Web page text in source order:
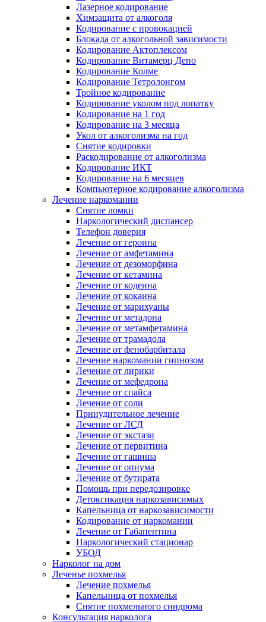
Лазерное кодирование
Химзащита от алкоголя
Кодирование с провокацией
Блокада от алкогольной зависимости
Кодирование Актоплексом
Кодирование Витамерц Депо
Кодирование Колме
Кодирование Тетролонгом
Тройное кодирование
Кодирование уколом под лопатку
Кодирование на 1 год
Кодирование на 3 месяца
Укол от алкоголизма на год
Снятие кодировки
Раскодирование от алкоголизма
Кодирование ИКТ
Кодирование на 6 месяцев
Компьютерное кодирование алкоголизма
Лечение наркомании
Снятие ломки
Наркологический диспансер
Телефон доверия
Лечение от героина
Лечение от амфетамина
Лечение от дезоморфина
Лечение от кетамина
Лечение от кодеина
Лечение от кокаина
Лечение от марихуаны
Лечение от метадона
Лечение от метамфетамина
Лечение от трамадола
Лечение от фенобарбитала
Лечение наркомании гипнозом
Лечение от лирики
Лечение от мефедрона
Лечение от спайса
Лечение от соли
Принудительное лечение
Лечение от ЛСД
Лечение от экстази
Лечение от первитина
Лечение от гашиша
Лечение от опиума
Лечение от бутирата
Помощь при передозировке
Детоксикация наркозависимых
Капельница от наркозависимости
Кодирование от наркомании
Лечение от Габапентина
Наркологический стационар
УБОД
Нарколог на дом
Леченье похмелья
Лечение похмелья
Капельница от похмелья
Снятие похмельного синдрома
Консультация нарколога